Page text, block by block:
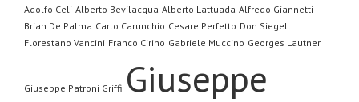
Adolfo Celi Alberto Bevilacqua Alberto Lattuada Alfredo Giannetti
Brian De Palma Carlo Carunchio Cesare Perfetto Don Siegel
Florestano Vancini Franco Cirino Gabriele Muccino Georges Lautner
Giuseppe Patroni Griffi Giuseppe